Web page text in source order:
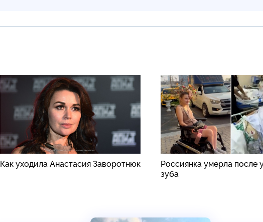
Как уходила Анастасия Заворотнюк
Россиянка умерла после
зуба